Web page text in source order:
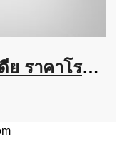
0863771698 พลาสติกมีเดีย ราคาโรงงาน | จำหน่าย Plastic Media สำหรับระบบบำบัดน้ำเสีย